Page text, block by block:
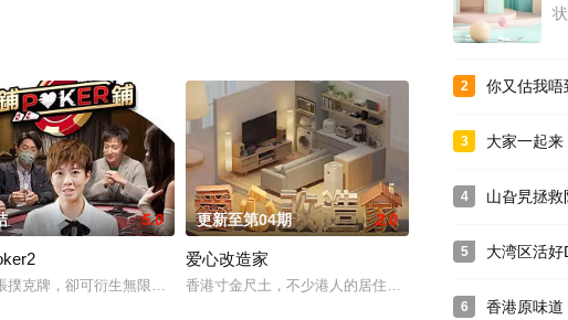
的戀愛綜藝之旅，在「粉紅泡泡
為迎接這個新階段，除了財務上的積蓄與規劃之外，也要關注身心健康
5.0
撲克牌，卻可衍生無限可玩性與娛樂性！Eric Kwok、方力申每集開設Poker牌局，碌爆人
更新至第04期 2.0
爱心改造家
香港寸金尺土，不少港人的居住環境都頗為擠狹，傢具東
2 你又估我唔
3 大家一起来
4 山旮旯拯救
5 大湾区活好
6 香港原味道